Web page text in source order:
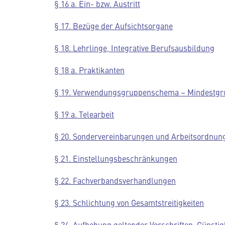
§ 16 a. Ein- bzw. Austritt
§ 17. Bezüge der Aufsichtsorgane
§ 18. Lehrlinge, Integrative Berufsausbildung
§ 18 a. Praktikanten
§ 19. Verwendungsgruppenschema –
§ 19 a. Telearbeit
§ 20. Sondervereinbarungen und
§ 21. Einstellungsbeschränkungen
§ 22. Fachverbandsverhandlungen
§ 23. Schlichtung von Gesamtstreitigkeiten